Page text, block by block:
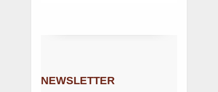
NEWSLETTER